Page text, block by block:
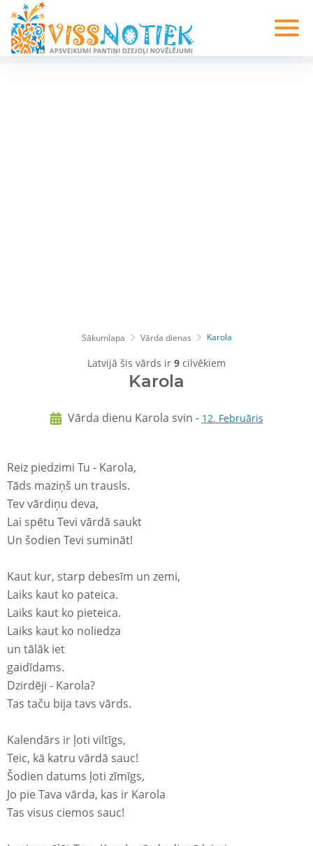
Sākumlapa Vārda dienas Karola
Latvijā šis vārds ir 9 cilvēkiem
Karola
Vārda dienu Karola svin - 12. Februāris
Reiz piedzimi Tu - Karola,
Tāds maziņš un trausls.
Tev vārdiņu deva,
Lai spētu Tevi vārdā saukt
Un šodien Tevi sumināt!
Kaut kur, starp debesīm un zemi,
Laiks kaut ko pateica.
Laiks kaut ko pieteica.
Laiks kaut ko noliedza
un tālāk iet
gaidīdams.
Dzirdēji - Karola?
Tas taču bija tavs vārds.
Kalendārs ir ļoti viltīgs,
Teic, kā katru vārdā sauc!
Šodien datums ļoti zīmīgs,
Jo pie Tava vārda, kas ir Karola
Tas visus ciemos sauc!